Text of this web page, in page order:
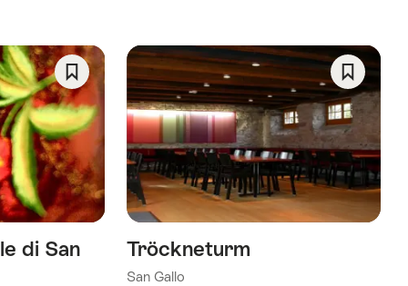
di San
Salva
come
preferito:
Wishlist
Tröckneturm
San Gallo
Salva
come
Wishlist